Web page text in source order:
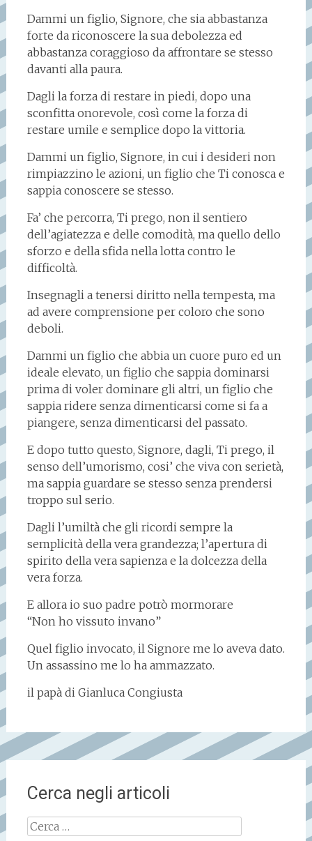
Dammi un figlio, Signore, che sia abbastanza
forte da riconoscere la sua debolezza ed
abbastanza coraggioso da affrontare se stesso
davanti alla paura.
Dagli la forza di restare in piedi, dopo una
sconfitta onorevole, così come la forza di
restare umile e semplice dopo la vittoria.
Dammi un figlio, Signore, in cui i desideri non
rimpiazzino le azioni, un figlio che Ti conosca e
sappia conoscere se stesso.
Fa’ che percorra, Ti prego, non il sentiero
dell’agiatezza e delle comodità, ma quello dello
sforzo e della sfida nella lotta contro le
difficoltà.
Insegnagli a tenersi diritto nella tempesta, ma
ad avere comprensione per coloro che sono
deboli.
Dammi un figlio che abbia un cuore puro ed un
ideale elevato, un figlio che sappia dominarsi
prima di voler dominare gli altri, un figlio che
sappia ridere senza dimenticarsi come si fa a
piangere, senza dimenticarsi del passato.
E dopo tutto questo, Signore, dagli, Ti prego, il
senso dell’umorismo, cosi’ che viva con serietà,
ma sappia guardare se stesso senza prendersi
troppo sul serio.
Dagli l’umiltà che gli ricordi sempre la
semplicità della vera grandezza; l’apertura di
spirito della vera sapienza e la dolcezza della
vera forza.
E allora io suo padre potrò mormorare
“Non ho vissuto invano”
Quel figlio invocato, il Signore me lo aveva dato.
Un assassino me lo ha ammazzato.
il papà di Gianluca Congiusta
Cerca negli articoli
Ricerca